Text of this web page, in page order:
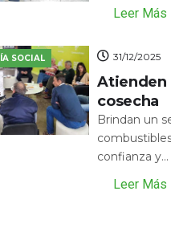
Leer Más
SOCIAL 31/12/2025
Atienden
cosecha
Brindan un
confianza y...
Leer Más